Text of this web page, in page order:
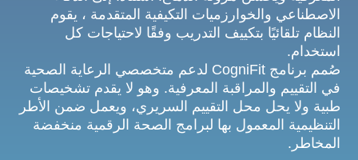
الاصطناعي والخوارزميات التكيفية المتقدمة ، يقوم
النظام تلقائيًا بتكييف التدريب وفقًا لاحتياجات كل
استخدام.
صُمم برنامج CogniFit لدعم متخصصي الرعاية الصحية
في التقييم والمراقبة المعرفية. وهو لا يقدم تشخيصات
طبية ولا يحل محل التقييم السريري، ويعمل ضمن الأطر
التنظيمية المعمول بها لبرامج الصحة الرقمية منخفضة
المخاطر.